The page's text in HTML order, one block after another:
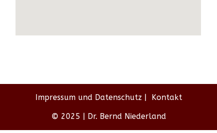
Impressum und Datenschutz Kontakt
© 2025 | Dr. Bernd Niederland